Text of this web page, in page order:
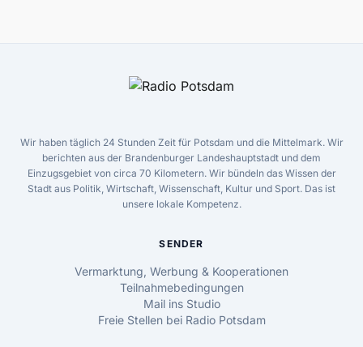
Wir haben täglich 24 Stunden Zeit für Potsdam und die Mittelmark. Wir
berichten aus der Brandenburger Landeshauptstadt und dem
Einzugsgebiet von circa 70 Kilometern. Wir bündeln das Wissen der
Stadt aus Politik, Wirtschaft, Wissenschaft, Kultur und Sport. Das ist
unsere lokale Kompetenz.
SENDER
Vermarktung, Werbung & Kooperationen
Teilnahmebedingungen
Mail ins Studio
Freie Stellen bei Radio Potsdam